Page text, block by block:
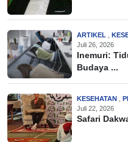
ARTIKEL
Juli 26, 2026
Inemuri:
Budaya ...
KESEHATAN
Juli 22, 2026
Safari